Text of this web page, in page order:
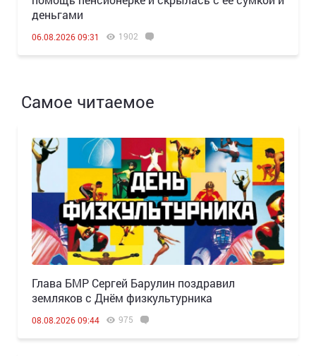
деньгами
06.08.2026 09:31 1902
Самое читаемое
Глава БМР Сергей Барулин поздравил
земляков с Днём физкультурника
08.08.2026 09:44 975